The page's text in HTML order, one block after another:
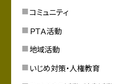
コミュニティ
ＰＴＡ活動
地域活動
いじめ対策・人権教育